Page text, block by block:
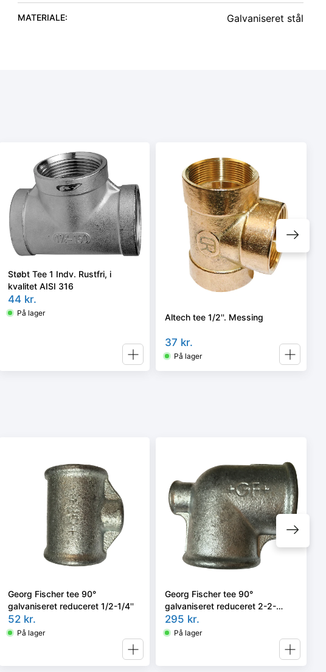
MATERIALE: Galvaniseret stål
Støbt Tee 1 Indv. Rustfri, i
kvalitet AISI 316
44 kr.
På lager Altech tee 1/2''. Messing
37 kr.
På lager
Georg Fischer tee 90°
galvaniseret reduceret 1/2-1/4''
52 kr.
På lager
Georg Fischer tee 90°
galvaniseret reduceret 2-2-
1.1/4''
295 kr.
På lager